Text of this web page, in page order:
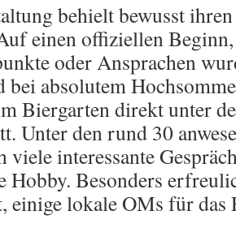
behielt bewusst
einen offiziellen
oder Ansprachen
bei absolutem
Biergarten direkt unter
Unter den rund 30
viele interessante
Hobby. Besonders
einige lokale OMs für